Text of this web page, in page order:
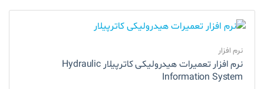
نرم افزار
نرم افزار تعمیرات هیدرولیکی کاترپیلار Hydraulic
Information System